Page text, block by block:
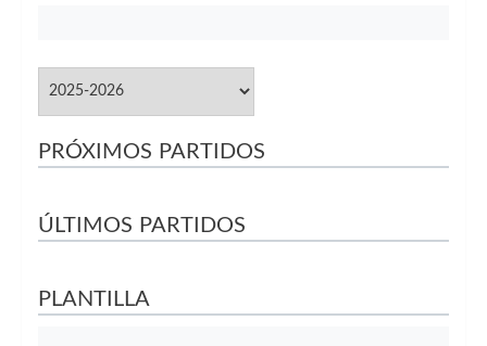
PRÓXIMOS PARTIDOS
ÚLTIMOS PARTIDOS
PLANTILLA